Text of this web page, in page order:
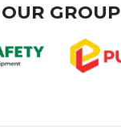
OUR GROUP